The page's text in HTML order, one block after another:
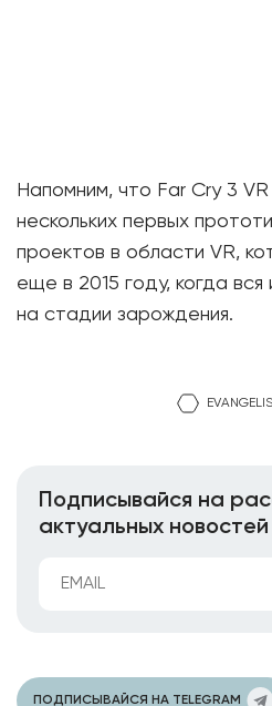
Напомним, что Far Cry 3
нескольких первых
проектов в области VR,
еще в 2015 году, когда вся
на стадии зарождения.
Подписывайся на
актуальных новостей
ПОДПИСЫВАЙСЯ НА TELEGRAM